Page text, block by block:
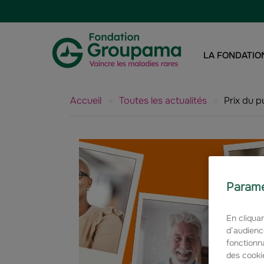
LA
Accueil Toutes les actualités Prix du
En
des